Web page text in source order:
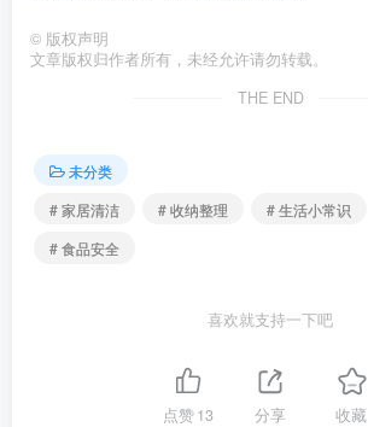
© 版权声明
文章版权归作者所有，未经允许请勿转载。
THE END
未分类
# 家居清洁
# 收纳整理 # 生活小常识
# 食品安全
喜欢就支持一下吧
点赞13 分享 收藏